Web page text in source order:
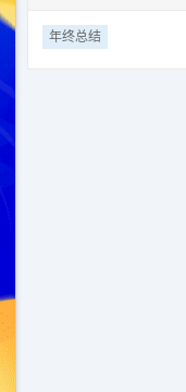
年终总结